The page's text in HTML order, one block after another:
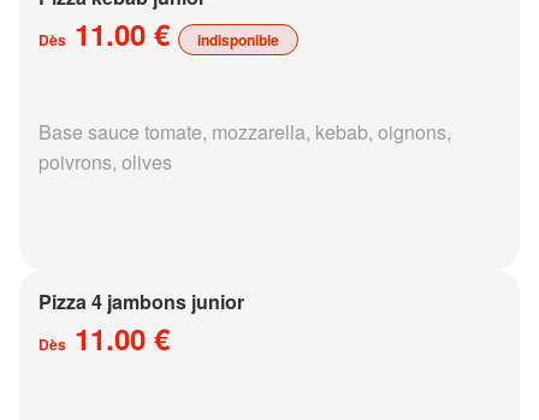
Dès 11.00 € indisponible
Base sauce tomate, mozzarella, kebab, oignons,
poivrons, olives
Pizza 4 jambons junior
Dès 11.00 €